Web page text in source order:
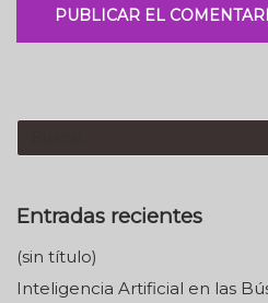
Entradas recientes
(sin título)
Inteligencia Artificial en las